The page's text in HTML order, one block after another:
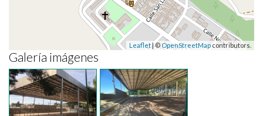
Leaflet| ©OpenStreetMapcontributors.
Galería imágenes